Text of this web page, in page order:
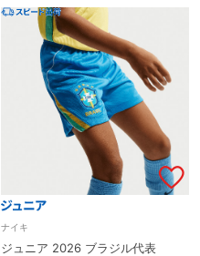
ナイキ
ジュニア 2026 ブラジル代表